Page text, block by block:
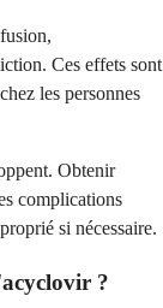
Ces effets sont
les personnes
Obtenir
complications
si nécessaire.
?